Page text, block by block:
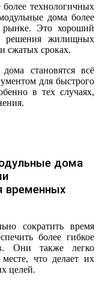
технологичных
дома более
рынке. Это хороший
решения жилищных
сжатых сроках.
становятся всё
для быстрого
в тех случаях,
дома
временных
сократить время
более гибкое
Они также легко
что делает их
целей.